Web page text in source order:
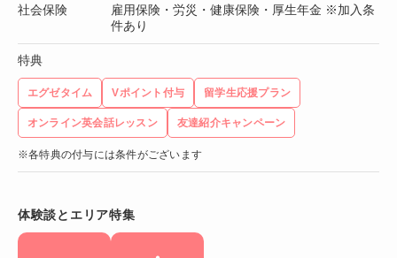
社会保険
雇用保険・労災・健康保険・厚生年金 ※加入条
件あり
特典
エグゼタイム Vポイント付与 留学生応援プラン
オンライン英会話レッスン 友達紹介キャンペーン
※各特典の付与には条件がございます
体験談とエリア特集